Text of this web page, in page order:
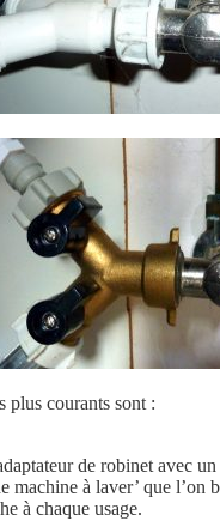
plus courants sont :
de robinet avec
machine à laver’ que l’on
à chaque usage.